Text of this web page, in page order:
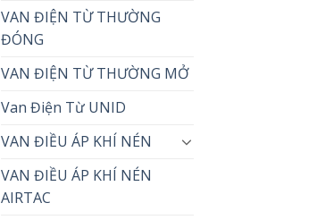
VAN ĐIỆN TỪ THƯỜNG
ĐÓNG
VAN ĐIỆN TỪ THƯỜNG MỞ
Van Điện Từ UNID
VAN ĐIỀU ÁP KHÍ NÉN
VAN ĐIỀU ÁP KHÍ NÉN
AIRTAC